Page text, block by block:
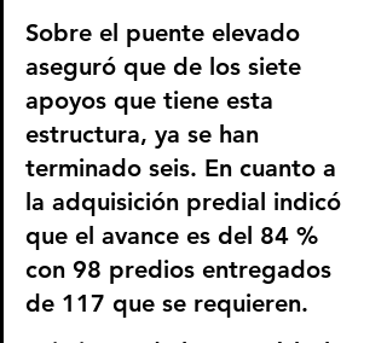
Sobre el puente elevado
aseguró que de los siete
apoyos que tiene esta
estructura, ya se han
terminado seis. En cuanto a
la adquisición predial indicó
que el avance es del 84 %
con 98 predios entregados
de 117 que se requieren.